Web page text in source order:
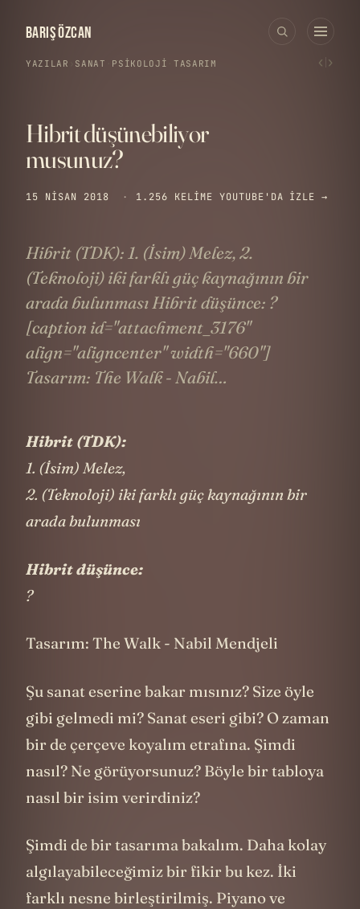
BARIŞ ÖZCAN
YAZILAR SANAT PSIKOLOJI TASARIM ‹ ›
Hibrit düşünebiliyor
musunuz?
15 NISAN 2018 · 1.256 KELIME YOUTUBE'DA IZLE →
Hibrit (TDK): 1. (İsim) Melez, 2.
(Teknoloji) iki farklı güç kaynağının bir
arada bulunması Hibrit düşünce: ?
[caption id="attachment_3176"
align="aligncenter" width="660"]
Tasarım: The Walk - Nabil…
Hibrit (TDK):
1. (İsim) Melez,
2. (Teknoloji) iki farklı güç kaynağının bir
arada bulunması
Hibrit düşünce:
?
Tasarım: The Walk - Nabil Mendjeli
Şu sanat eserine bakar mısınız? Size öyle
gibi gelmedi mi? Sanat eseri gibi? O zaman
bir de çerçeve koyalım etrafına. Şimdi
nasıl? Ne görüyorsunuz? Böyle bir tabloya
nasıl bir isim verirdiniz?
Şimdi de bir tasarıma bakalım. Daha kolay
algılayabileceğimiz bir fikir bu kez. İki
farklı nesne birleştirilmiş. Piyano ve